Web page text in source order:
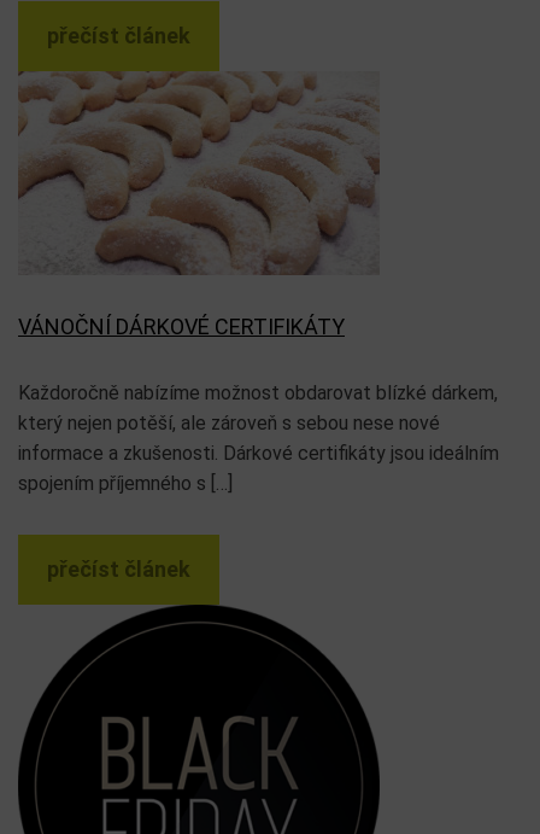
přečíst článek
VÁNOČNÍ DÁRKOVÉ CERTIFIKÁTY
Každoročně nabízíme možnost obdarovat blízké dárkem,
který nejen potěší, ale zároveň s sebou nese nové
informace a zkušenosti. Dárkové certifikáty jsou ideálním
spojením příjemného s […]
přečíst článek